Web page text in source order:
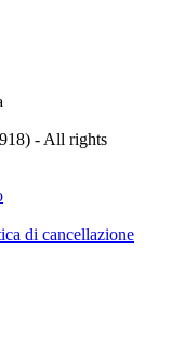
- All rights
di cancellazione